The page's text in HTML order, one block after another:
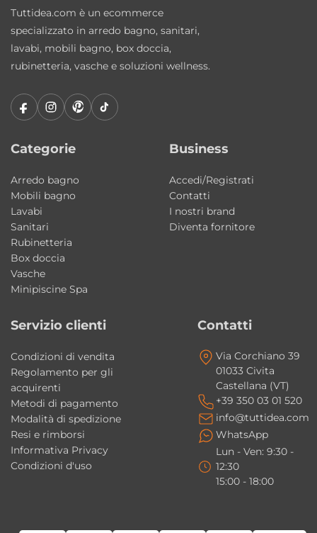
facilmente?
Sì, si abbina perfettamente a mobili,
strutture e piani d’appoggio anche della
È facile da pulire?
progettata per essere pratica e semplice da
mantenere pulita.
Tuttidea.com è un ecommerce
specializzato in arredo bagno, sanitari,
lavabi, mobili bagno, box doccia,
rubinetteria, vasche e soluzioni wellness.
Categorie
Arredo bagno
Mobili bagno
Lavabi
Sanitari
Rubinetteria
Box doccia
Vasche
Minipiscine Spa
Business
Accedi/Registrati
Contatti
I nostri brand
Diventa fornitore
Servizio clienti
Condizioni di vendita
Regolamento per gli
acquirenti
Metodi di pagamento
Modalità di spedizione
Resi e rimborsi
Informativa Privacy
Condizioni d'uso
Contatti
Via Corchiano 39
01033 Civita
Castellana (VT)
+39 350 03 01 520
info@tuttidea.com
WhatsApp
Lun - Ven: 9:30 -
12:30
15:00 - 18:00